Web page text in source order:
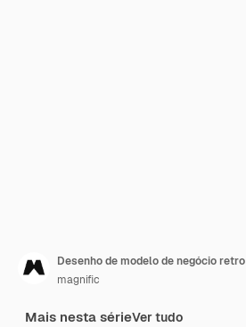
Desenho de modelo de negócio retro
magnific
Mais nesta sérieVer tudo